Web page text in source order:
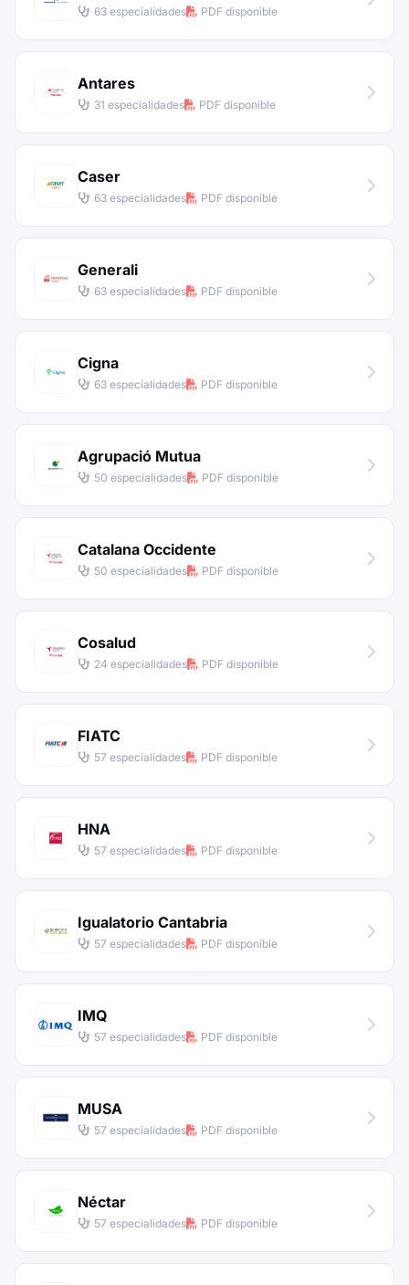
63 especialidades PDF disponible
Antares
31 especialidades PDF disponible
Caser
63 especialidades PDF disponible
Generali
63 especialidades PDF disponible
Cigna
63 especialidades PDF disponible
Agrupació Mutua
50 especialidades PDF disponible
Catalana Occidente
50 especialidades PDF disponible
Cosalud
24 especialidades PDF disponible
FIATC
57 especialidades PDF disponible
HNA
57 especialidades PDF disponible
Igualatorio Cantabria
57 especialidades PDF disponible
IMQ
57 especialidades PDF disponible
MUSA
57 especialidades PDF disponible
Néctar
57 especialidades PDF disponible